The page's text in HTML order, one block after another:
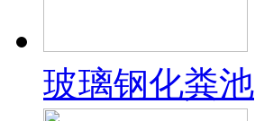
玻璃钢化粪池